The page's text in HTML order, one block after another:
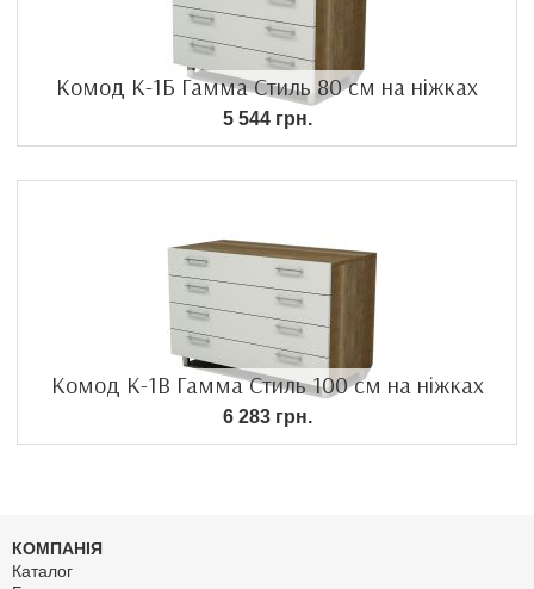
Комод К-1Б Гамма Стиль 80 см на ніжках
5 544 грн.
Комод К-1В Гамма Стиль 100 см на ніжках
6 283 грн.
КОМПАНІЯ
Каталог